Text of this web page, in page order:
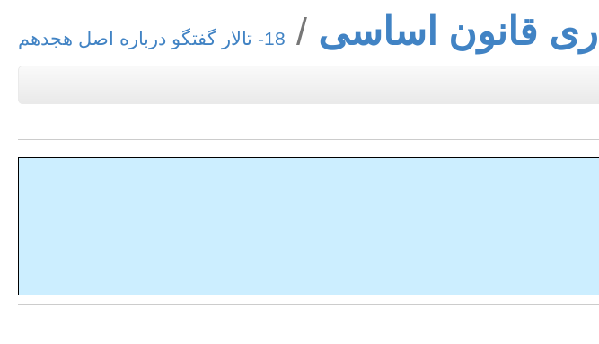
قانون اساسی 18- تالار گفتگو درباره اصل هجدهم